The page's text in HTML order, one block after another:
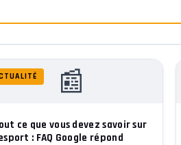
📰
ce que vous devez savoir sur
: FAQ Google répond